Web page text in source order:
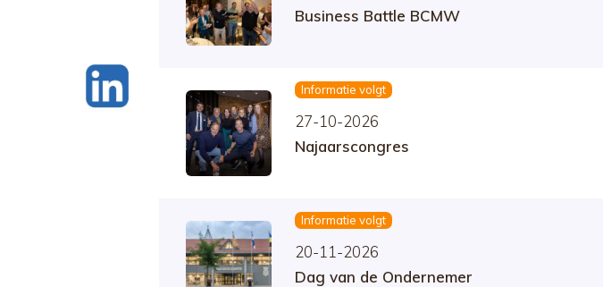
Business Battle BCMW
Informatie volgt
27-10-2026
Najaarscongres
Informatie volgt
20-11-2026
Dag van de Ondernemer